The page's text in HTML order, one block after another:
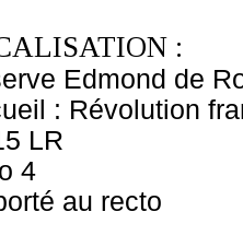
:
Edmond de
: Révolution
LR
4
au recto